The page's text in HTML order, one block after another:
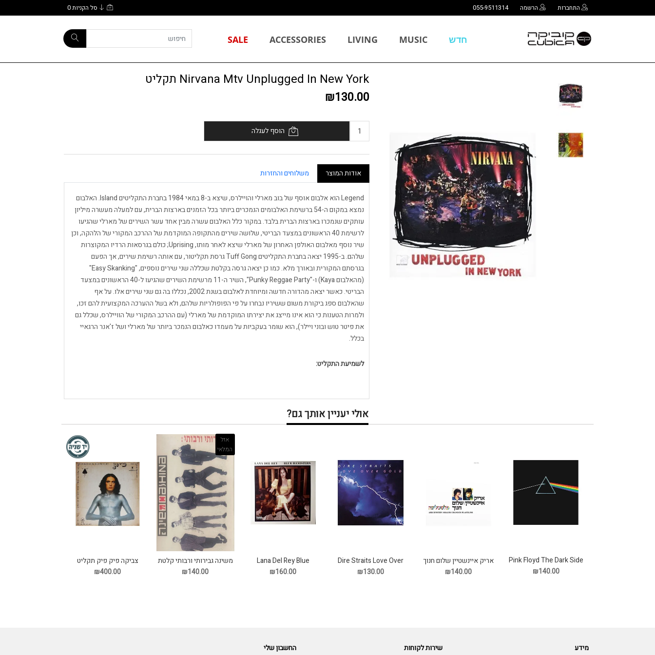
התחברות הרשמה 055-9511314 סל הקניות0
חדש MUSIC
LIVING
ACCESSORIES
SALE
Nirvana Mtv Unplugged In New York תקליט
₪130.00
הוסף לעגלה
אודות המוצר משלוחים והחזרות
Legend הוא אלבום אוסף של בוב מארלי והויילרס, שיצא ב-8 במאי 1984 בחברת התקליטים Island. האלבום
נמצא במקום ה-54 ברשימת האלבומים הנמכרים ביותר בכל הזמנים בארצות הברית, עם למעלה מעשרה מיליון
עותקים שנמכרו בארצות הברית בלבד. במקור כלל האלבום עשרה מבין אחד עשר השירים של מארלי שהגיעו
לרשימת 40 הראשונים במצעד הבריטי, שלושה שירים מהתקופה המוקדמת של ההרכב המקורי של הלהקה, וכן
שיר נוסף מאלבום האולפן האחרון של מארלי שיצא לאחר מותו, Uprising; כולם בגרסאות הרדיו המקוצרות
שלהם. ב-1995 יצאה בחברת התקליטים Tuff Gong גרסת תקליטור, עם אותה רשימת שירים, אך הפעם
בגרסתם המקורית ובאורך מלא. כמו כן יצאה גרסה בקלטת שכללה שני שירים נוספים, "Easy Skanking"
(מהאלבום Kaya) ו-"Punky Reggae Party", השיר ה-11 מרשימת השירים שהגיעו ל-40 הראשונים במצעד
הבריטי. כאשר יצאה מהדורה חדשה ומיוחדת לאלבום בשנת 2002, נכללו בה גם שני שירים אלו. על אף
שהאלבום ספג ביקורת משום ששיריו נבחרו על פי הפופולריות שלהם, ולא בשל ההערכה המקצועית להם זכו,
ולמרות הטענות כי הוא אינו מייצג את יצירתו המוקדמת של מארלי (עם ההרכב המקורי של הוויילרס, שכלל גם
את פיטר טוש ובוני ויילר), הוא שומר בעקביות על מעמדו כאלבום הנמכר ביותר של מארלי ושל ז'אנר הרגאיי
בכלל.
לשמיעת התקליט:
אולי יעניין אותך גם?
Pink Floyd The Dark Side
Of The Moon תקליט
₪140.00
אריק איינשטיין שלום חנוך
פלסטלינה תקליט
₪140.00
Dire Straits Love Over
Gold תקליט
₪130.00
Lana Del Rey Blue
Banistersd תקליט
₪160.00
אזל
המלאי
משינה גבירותי ורבותי קלטת
₪140.00
צביקה פיק פיק תקליט
₪400.00
מידע שירות לקוחות החשבון שלי